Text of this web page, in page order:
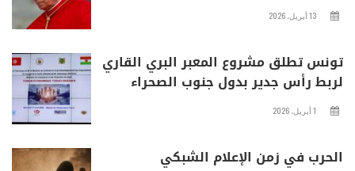
13 أبريل، 2026
تونس تطلق مشروع المعبر البري القاري
لربط رأس جدير بدول جنوب الصحراء
1 أبريل، 2026
الحرب في زمن الإعلام الشبكي